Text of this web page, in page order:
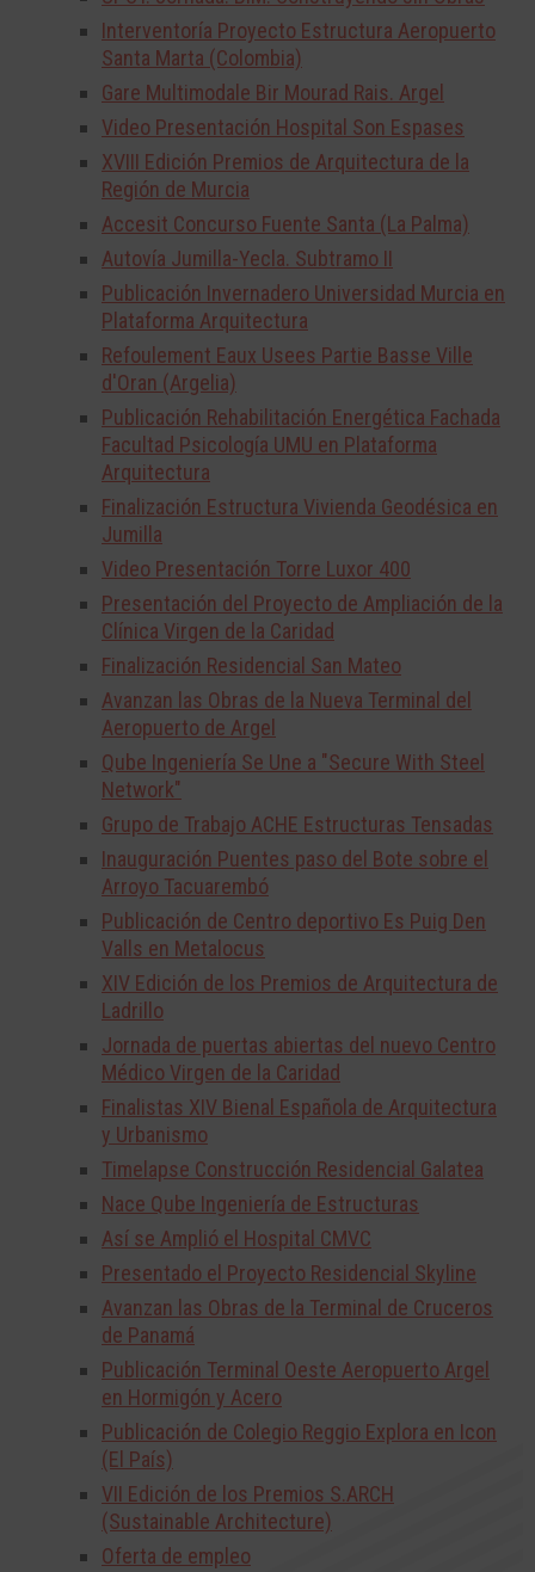
Interventoría Proyecto Estructura Aeropuerto
Santa Marta (Colombia)
Gare Multimodale Bir Mourad Rais. Argel
Video Presentación Hospital Son Espases
XVIII Edición Premios de Arquitectura de la
Región de Murcia
Accesit Concurso Fuente Santa (La Palma)
Autovía Jumilla-Yecla. Subtramo II
Publicación Invernadero Universidad Murcia en
Plataforma Arquitectura
Refoulement Eaux Usees Partie Basse Ville
d'Oran (Argelia)
Publicación Rehabilitación Energética Fachada
Facultad Psicología UMU en Plataforma
Arquitectura
Finalización Estructura Vivienda Geodésica en
Jumilla
Video Presentación Torre Luxor 400
Presentación del Proyecto de Ampliación de la
Clínica Virgen de la Caridad
Finalización Residencial San Mateo
Avanzan las Obras de la Nueva Terminal del
Aeropuerto de Argel
Qube Ingeniería Se Une a "Secure With Steel
Network"
Grupo de Trabajo ACHE Estructuras Tensadas
Inauguración Puentes paso del Bote sobre el
Arroyo Tacuarembó
Publicación de Centro deportivo Es Puig Den
Valls en Metalocus
XIV Edición de los Premios de Arquitectura de
Ladrillo
Jornada de puertas abiertas del nuevo Centro
Médico Virgen de la Caridad
Finalistas XIV Bienal Española de Arquitectura
y Urbanismo
Timelapse Construcción Residencial Galatea
Nace Qube Ingeniería de Estructuras
Así se Amplió el Hospital CMVC
Presentado el Proyecto Residencial Skyline
Avanzan las Obras de la Terminal de Cruceros
de Panamá
Publicación Terminal Oeste Aeropuerto Argel
en Hormigón y Acero
Publicación de Colegio Reggio Explora en Icon
(El País)
VII Edición de los Premios S.ARCH
(Sustainable Architecture)
Oferta de empleo